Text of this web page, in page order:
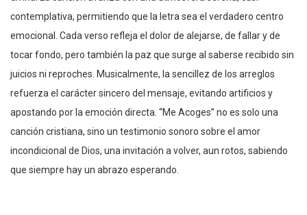
contemplativa, permitiendo que la letra sea el verdadero centro
emocional. Cada verso refleja el dolor de alejarse, de fallar y de
tocar fondo, pero también la paz que surge al saberse recibido sin
juicios ni reproches. Musicalmente, la sencillez de los arreglos
refuerza el carácter sincero del mensaje, evitando artificios y
apostando por la emoción directa. “Me Acoges” no es solo una
canción cristiana, sino un testimonio sonoro sobre el amor
incondicional de Dios, una invitación a volver, aun rotos, sabiendo
que siempre hay un abrazo esperando.